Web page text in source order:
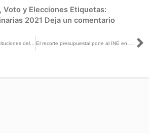
, Voto y Elecciones Etiquetas:
2021 Deja un comentario